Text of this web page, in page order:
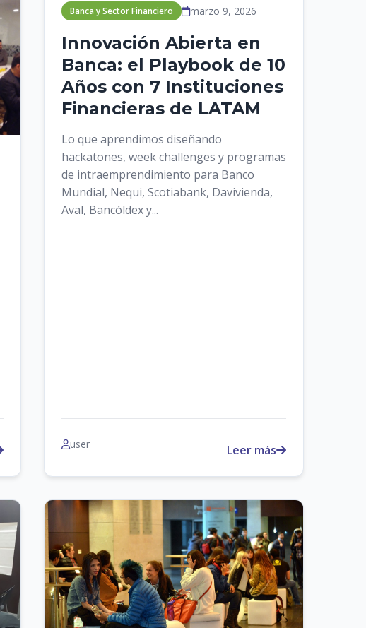
Banca y Sector Financiero marzo 9, 2026
Innovación Abierta en
Banca: el Playbook de 10
Años con 7 Instituciones
Financieras de LATAM
Lo que aprendimos diseñando
hackatones, week challenges y programas
de intraemprendimiento para Banco
Mundial, Nequi, Scotiabank, Davivienda,
Aval, Bancóldex y...
user Leer más